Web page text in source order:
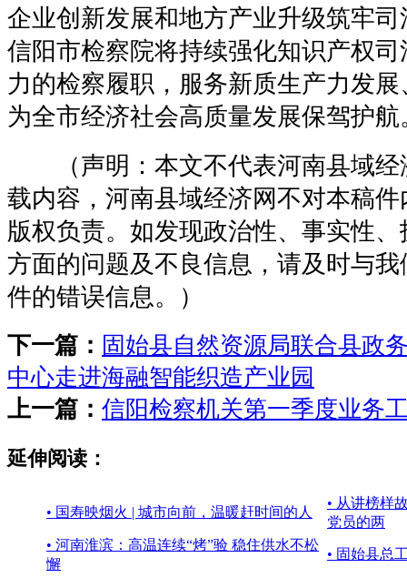
企业创新发展和地方产业升级筑牢
信阳市检察院将持续强化知识产权
力的检察履职，服务新质生产力发
为全市经济社会高质量发展保驾护
（声明：本文不代表河南县域经
载内容，河南县域经济网不对本稿
版权负责。如发现政治性、事实性
方面的问题及不良信息，请及时与
件的错误信息。）
下一篇： 固始县自然资源局联合县政
中心走进海融智能织造产业园
上一篇： 信阳检察机关第一季度业务
延伸阅读：
• 国寿映烟火 | 城市向前，温暖赶时间的人
• 从讲榜样
党员的两
• 河南淮滨：高温连续“烤”验 稳住供水不松
懈
• 固始县总